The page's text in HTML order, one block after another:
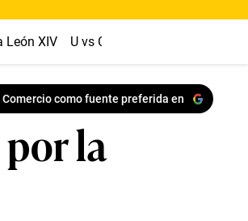
León XIV U vs Cristal
Comercio como fuente preferida en
la